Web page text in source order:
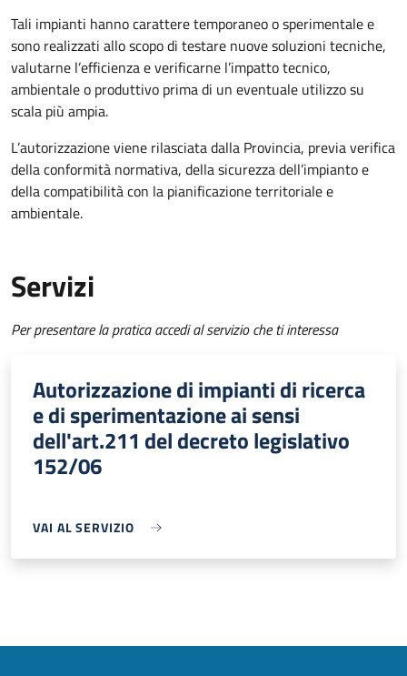
Tali impianti hanno carattere temporaneo o sperimentale e
sono realizzati allo scopo di testare nuove soluzioni tecniche,
valutarne l’efficienza e verificarne l’impatto tecnico,
ambientale o produttivo prima di un eventuale utilizzo su
scala più ampia.
L’autorizzazione viene rilasciata dalla Provincia, previa verifica
della conformità normativa, della sicurezza dell’impianto e
della compatibilità con la pianificazione territoriale e
ambientale.
Servizi
Per presentare la pratica accedi al servizio che ti interessa
Autorizzazione di impianti di ricerca
e di sperimentazione ai sensi
dell'art.211 del decreto legislativo
152/06
VAI AL SERVIZIO